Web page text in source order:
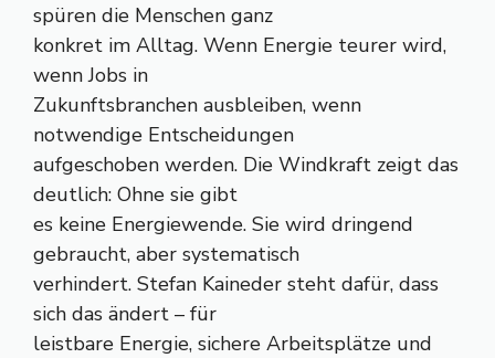
spüren die Menschen ganz
konkret im Alltag. Wenn Energie teurer wird,
wenn Jobs in
Zukunftsbranchen ausbleiben, wenn
notwendige Entscheidungen
aufgeschoben werden. Die Windkraft zeigt das
deutlich: Ohne sie gibt
es keine Energiewende. Sie wird dringend
gebraucht, aber systematisch
verhindert. Stefan Kaineder steht dafür, dass
sich das ändert – für
leistbare Energie, sichere Arbeitsplätze und